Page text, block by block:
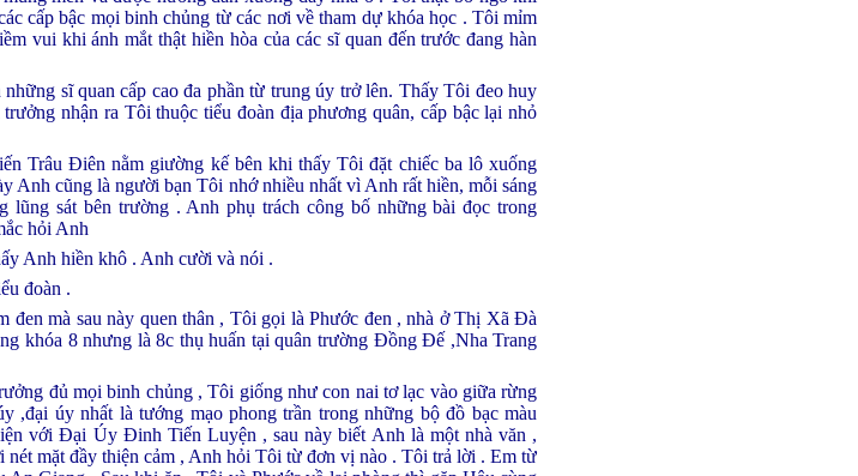
cấp bậc mọi binh chủng từ các nơi về tham dự khóa học . Tôi mỉm
vui khi ánh mắt thật hiền hòa của các sĩ quan đến trước đang hàn
sĩ quan cấp cao đa phần từ trung úy trở lên. Thấy Tôi đeo huy
nhận ra Tôi thuộc tiểu đoàn địa phương quân, cấp bậc lại nhỏ
Trâu Điên nằm giường kế bên khi thấy Tôi đặt chiếc ba lô xuống
Anh cũng là người bạn Tôi nhớ nhiều nhất vì Anh rất hiền, mỗi sáng
lũng sát bên trường . Anh phụ trách công bố những bài đọc trong
hỏi Anh
Anh hiền khô . Anh cười và nói .
đoàn .
đen mà sau này quen thân , Tôi gọi là Phước đen , nhà ở Thị Xã Đà
khóa 8 nhưng là 8c thụ huấn tại quân trường Đồng Đế ,Nha Trang
đủ mọi binh chủng , Tôi giống như con nai tơ lạc vào giữa rừng
,đại úy nhất là tướng mạo phong trần trong những bộ đồ bạc màu
với Đại Úy Đinh Tiến Luyện , sau này biết Anh là một nhà văn ,
mặt đầy thiện cảm , Anh hỏi Tôi từ đơn vị nào . Tôi trả lời . Em từ